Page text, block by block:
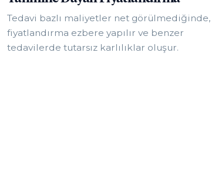
Tedavi bazlı maliyetler net görülmediğinde,
fiyatlandırma ezbere yapılır ve benzer
tedavilerde tutarsız karlılıklar oluşur.